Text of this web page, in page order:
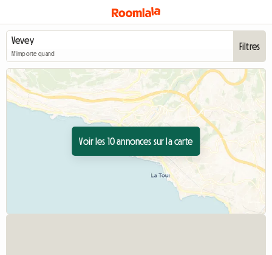
N'importe quand
Filtres
Voir les 10 annonces sur la carte